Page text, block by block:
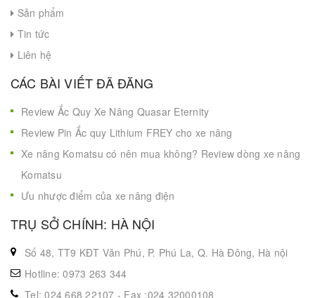
Sản phẩm
Tin tức
Liên hệ
CÁC BÀI VIẾT ĐÃ ĐĂNG
Review Ắc Quy Xe Nâng Quasar Eternity
Review Pin Ắc quy Lithium FREY cho xe nâng
Xe nâng Komatsu có nên mua không? Review dòng xe nâng
Komatsu
Ưu nhược điểm của xe nâng điện
TRỤ SỞ CHÍNH: HÀ NỘI
Số 48, TT9 KĐT Văn Phú, P. Phú La, Q. Hà Đông, Hà nội
Hotline: 0973 263 344
Tel: 024 668 22107 - Fax :024 32000108